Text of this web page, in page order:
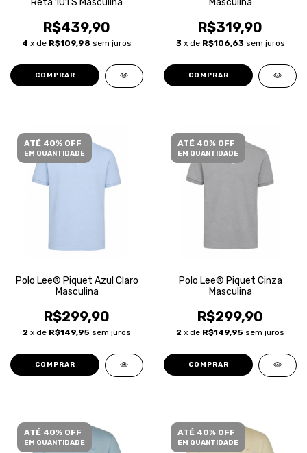
Reta 101'S Masculina
R$439,90
4 x de R$109,98 sem juros
COMPRAR
Masculina
R$319,90
3 x de R$106,63 sem juros
COMPRAR
ATÉ 40% OFF
EM QUANTIDADE
Polo Lee® Piquet Azul Claro
Masculina
R$299,90
2 x de R$149,95 sem juros
COMPRAR
ATÉ 40% OFF
EM QUANTIDADE
Polo Lee® Piquet Cinza
Masculina
R$299,90
2 x de R$149,95 sem juros
COMPRAR
ATÉ 40% OFF
EM QUANTIDADE
ATÉ 40% OFF
EM QUANTIDADE